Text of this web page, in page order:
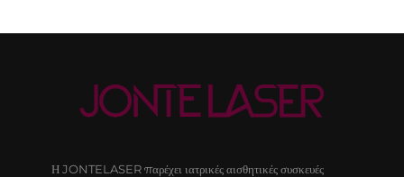
Η JONTELASER παρέχει ιατρικές αισθητικές συσκευές